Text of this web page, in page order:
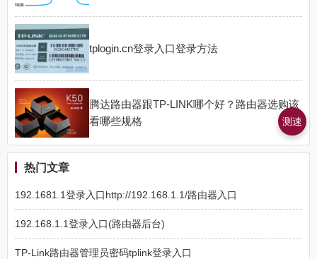
tplogin.cn登录入口登录方法
腾达路由器跟TP-LINK哪个好？路由器选购该
看哪些规格
热门文章
192.1681.1登录入口http://192.168.1.1/路由器入口
192.168.1.1登录入口(路由器后台)
TP-Link路由器管理员密码tplink登录入口
测速